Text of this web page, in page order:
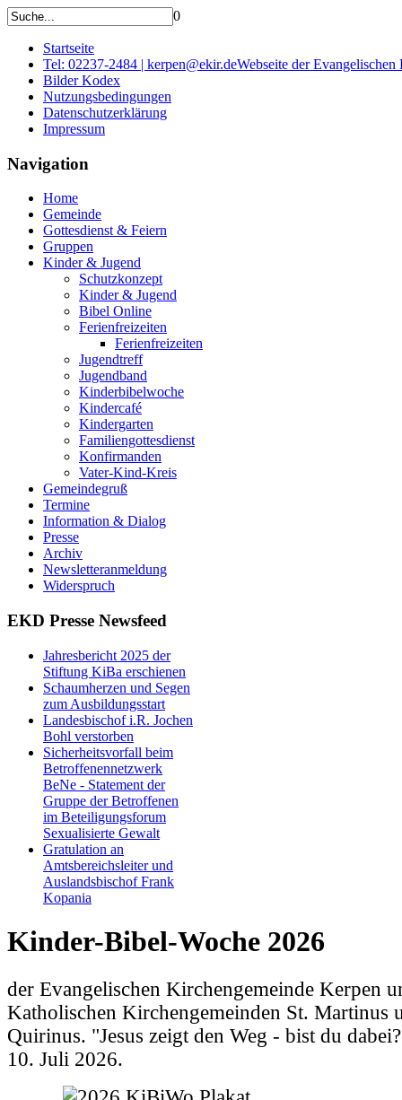
0
Startseite
Tel: 02237-2484 | kerpen@ekir.deWebseite der
Bilder Kodex
Nutzungsbedingungen
Datenschutzerklärung
Impressum
Navigation
Home
Gemeinde
Gottesdienst & Feiern
Gruppen
Kinder & Jugend
Schutzkonzept
Kinder & Jugend
Bibel Online
Ferienfreizeiten
Ferienfreizeiten
Jugendtreff
Jugendband
Kinderbibelwoche
Kindercafé
Kindergarten
Familiengottesdienst
Konfirmanden
Vater-Kind-Kreis
Gemeindegruß
Termine
Information & Dialog
Presse
Archiv
Newsletteranmeldung
Widerspruch
EKD Presse Newsfeed
Jahresbericht 2025 der
Stiftung KiBa erschienen
Schaumherzen und Segen
zum Ausbildungsstart
Landesbischof i.R. Jochen
Bohl verstorben
Sicherheitsvorfall beim
Betroffenennetzwerk
BeNe - Statement der
Gruppe der Betroffenen
im Beteiligungsforum
Sexualisierte Gewalt
Gratulation an
Amtsbereichsleiter und
Auslandsbischof Frank
Kopania
Kinder-Bibel-Woche 2026
der Evangelischen Kirchengemeinde Kerpen
Katholischen Kirchengemeinden St. Martinus
Quirinus. "Jesus zeigt den Weg - bist du
10. Juli 2026.